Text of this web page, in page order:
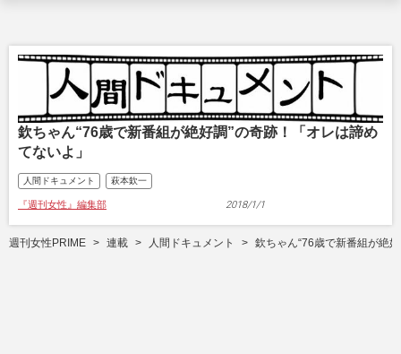
欽ちゃん“76歳で新番組が絶好調”の奇跡！「オレは諦め
てないよ」
人間ドキュメント 萩本欽一
『週刊女性』編集部 2018/1/1
週刊女性PRIME 連載 人間ドキュメント 欽ちゃん“76歳で新番組が絶